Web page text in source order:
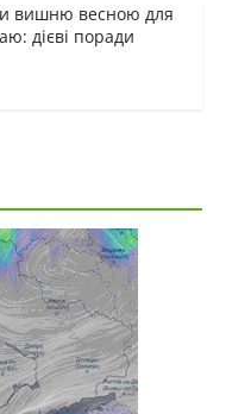
вишню весною для
дієві поради